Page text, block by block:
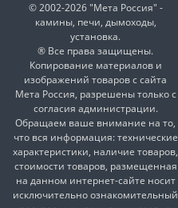
© 2002-2026 "Мета Россия" -
камины, печи, дымоходы,
установка.
® Все права защищены.
Копирование материалов и
изображений товаров с сайта
Мета Россия, разрешены только с
согласия администрации.
Обращаем ваше внимание на то,
что вся информация: технические
характеристики, наличие товаров,
стоимости товаров, размещенная
на данном интернет-сайте носит
исключительно ознакомительный